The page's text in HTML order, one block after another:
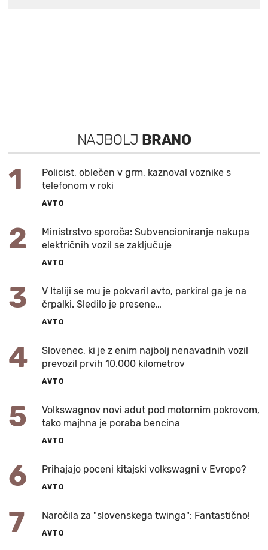
NAJBOLJ BRANO
1
Policist, oblečen v grm, kaznoval voznike s
telefonom v roki
AVTO
2
Ministrstvo sporoča: Subvencioniranje nakupa
električnih vozil se zaključuje
AVTO
3
V Italiji se mu je pokvaril avto, parkiral ga je na
črpalki. Sledilo je presene…
AVTO
4
Slovenec, ki je z enim najbolj nenavadnih vozil
prevozil prvih 10.000 kilometrov
AVTO
5
Volkswagnov novi adut pod motornim pokrovom,
tako majhna je poraba bencina
AVTO
6 Prihajajo poceni kitajski volkswagni v Evropo?
AVTO
7 Naročila za "slovenskega twinga": Fantastično!
AVTO